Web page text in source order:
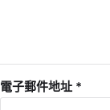
電子郵件地址 *